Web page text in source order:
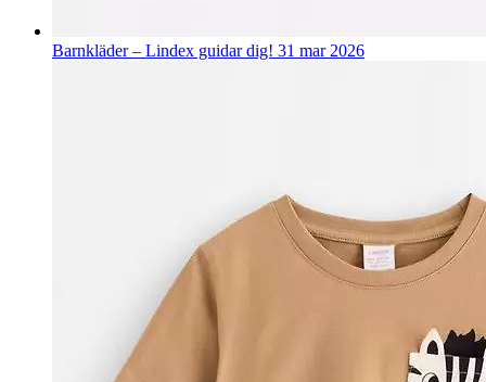
Barnkläder – Lindex guidar dig! 31 mar 2026